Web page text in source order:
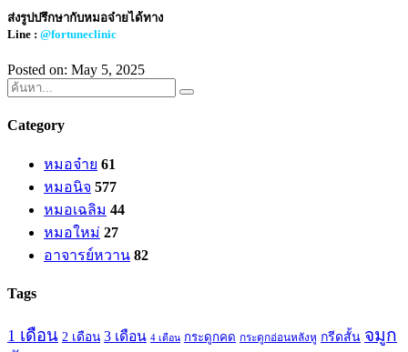
ส่งรูปปรึกษากับหมอจ๋ายได้ทาง
Line : @fortuneclinic
Posted on: May 5, 2025
Category
หมอจ๋าย 61
หมอนิจ 577
หมอเฉลิม 44
หมอใหม่ 27
อาจารย์หวาน 82
Tags
1 เดือน 2 เดือน 3 เดือน 4 เดือน กระดูกคด กระดูกอ่อนหลังหู กรีดสั้น จมูก